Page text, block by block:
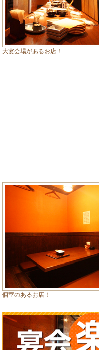
大宴会場があるお店！
個室のあるお店！